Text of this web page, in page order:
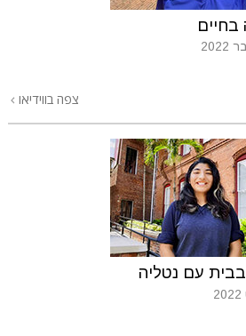
בחיים
צפה בווידיאו
עם נטליה